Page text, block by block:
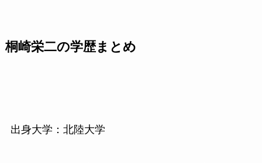
桐崎栄二の学歴まとめ
出身大学：北陸大学